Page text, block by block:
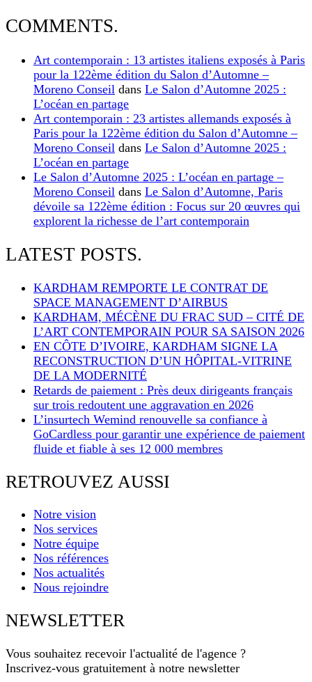
COMMENTS.
Art contemporain : 13 artistes italiens exposés à Paris
pour la 122ème édition du Salon d’Automne –
Moreno Conseil dans Le Salon d’Automne 2025 :
L’océan en partage
Art contemporain : 23 artistes allemands exposés à
Paris pour la 122ème édition du Salon d’Automne –
Moreno Conseil dans Le Salon d’Automne 2025 :
L’océan en partage
Le Salon d’Automne 2025 : L’océan en partage –
Moreno Conseil dans Le Salon d’Automne, Paris
dévoile sa 122ème édition : Focus sur 20 œuvres qui
explorent la richesse de l’art contemporain
LATEST POSTS.
KARDHAM REMPORTE LE CONTRAT DE
SPACE MANAGEMENT D’AIRBUS
KARDHAM, MÉCÈNE DU FRAC SUD – CITÉ DE
L’ART CONTEMPORAIN POUR SA SAISON 2026
EN CÔTE D’IVOIRE, KARDHAM SIGNE LA
RECONSTRUCTION D’UN HÔPITAL-VITRINE
DE LA MODERNITÉ
Retards de paiement : Près deux dirigeants français
sur trois redoutent une aggravation en 2026
L’insurtech Wemind renouvelle sa confiance à
GoCardless pour garantir une expérience de paiement
fluide et fiable à ses 12 000 membres
RETROUVEZ AUSSI
Notre vision
Nos services
Notre équipe
Nos références
Nos actualités
Nous rejoindre
NEWSLETTER
Vous souhaitez recevoir l'actualité de l'agence ?
Inscrivez-vous gratuitement à notre newsletter